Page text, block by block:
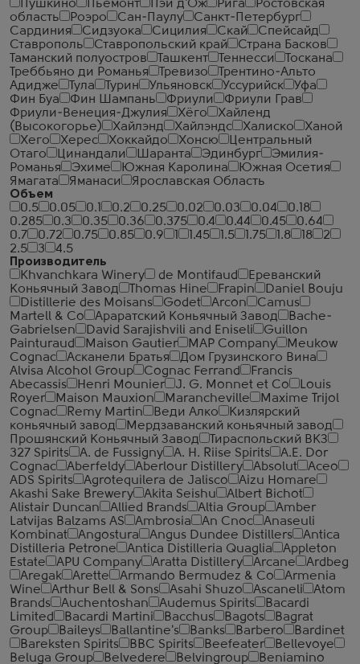
Пушкино
Пьемонт Пэи д'Ож Рига
Ростовская
область
Роэро Сан-Паулу
Санкт-Петербург
Сардиния
Сидзуока Сицилия Скай
Спейсайд
Ставрополь
Ставропольский край
Страна Басков
Таманский полуостров
Ташкент Теннесси
Тоскана
Треббьяно ди Романья
Тревизо
Трентино-Альто
Адидже
Тула Турин Ульяновск Уссурийск
Уфа
Фин Буа
Фин Шампань Фриули
Фриули Грав
Фриули-Венеция-Джулия
Хёго
Хайленд
(Высокогорье)
Хайлэнд Хайлэндс Халиско
Ханой
Хего
Херес Хоккайдо Хонсю
Центральный
Отаго
Цинандали Шаранта Эдинбург
Эмилия-
Романья
Эхиме Южная Каролина
Южная Осетия
Ямагата
Яманаси
Ярославская Область
Объем
0.5
0.05 0.1 0.2 0.25 0.02 0.03 0.04
0.18
0.285
0.3 0.35 0.36 0.375 0.4 0.44 0.45
0.64
0.7
0.72 0.75 0.85 0.9 1.45 1.5 1.75 1.8 18
2
2.5
3
4.5
Производитель
Khvanchkara Winery
de Montifaud
Ереванский
Коньячный Завод
Thomas Hine Frapin
Daniel Bouju
Distillerie des Moisans
Godet Arcon
Camus
Martell & Co
Араратский Коньячный Завод
Bache-
Gabrielsen
David Sarajishvili and Eniseli
Guillon
Painturaud
Maison Gautier MAP Company
Meukow
Cognac
Асканели Братья
Дом Грузинского Вина
Alvisa Alcohol Group
Cognac Ferrand
Francis
Abecassis
Henri Mounier J. G. Monnet et Co
Louis
Royer
Maison Mauxion Marancheville
Maxime Trijol
Cognac
Remy Martin Веди Алко
Кизлярский
коньячный завод
Мердзаванский коньячный завод
Прошянский Коньячный Завод
Тираспольский ВКЗ
327 Spirits
A. de Fussigny A. H. Riise Spirits
A.E. Dor
Cognac
Aberfeldy Aberlour Distillery Absolut
Aceo
ADS Spirits
Agrotequilera de Jalisco
Aizu Homare
Akashi Sake Brewery
Akita Seishu
Albert Bichot
Alistair Duncan
Allied Brands Altia Group
Amber
Latvijas Balzams AS
Ambrosia An Cnoc
Anaseuli
Kombinat
Angostura Angus Dundee Distillers
Antica
Distilleria Petrone
Antica Distilleria Quaglia
Appleton
Estate
APU Company Aratta Distillery Arcane
Ardbeg
Aregak
Arette Armando Bermudez & Co
Armenia
Wine
Arthur Bell & Sons Asahi Shuzo Ascaneli
Atom
Brands
Auchentoshan Audemus Spirits
Bacardi
Limited
Bacardi Martini Bacchus Bagots
Bagrat
Group
Baileys Ballantine's Banks Barbero
Bardinet
Bareksten Spirits
BBC Spirits Beefeater
Bellevoye
Beluga Group
Belvedere Belvingroup Beniamino